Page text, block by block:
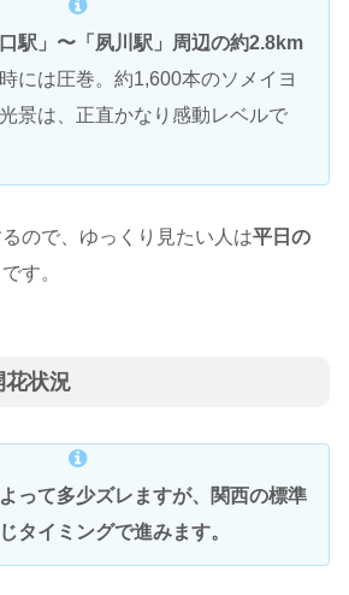
駅」〜「夙川駅」周辺の約2.8km
には圧巻。約1,600本のソメイヨ
景は、正直かなり感動レベルで
ので、ゆっくり見たい人は平日の
す。
花状況
って多少ズレますが、関西の標準
タイミングで進みます。